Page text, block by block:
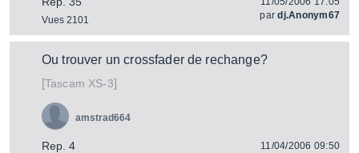
Vues 2101
pardj.Anonym67
Ou trouver un crossfader de rechange?
[Tascam XS-3]
Rep. 4
amstrad664
11/04/2006 09:50